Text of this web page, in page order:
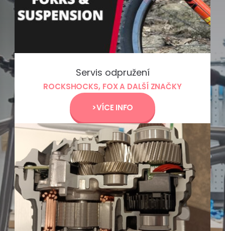
Servis odpružení
ROCKSHOCKS, FOX A DALŠÍ ZNAČKY
>VÍCE INFO